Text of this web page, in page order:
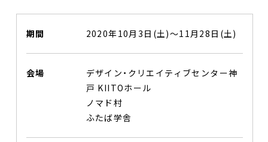
期間 2020年10月3日(土)〜11月28日(土)
会場
デザイン・クリエイティブセンター神
戸 KIITOホール
ノマド村
ふたば学舎